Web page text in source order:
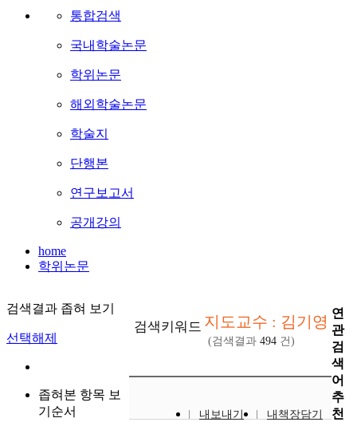
통합검색
국내학술논문
학위논문
해외학술논문
학술지
단행본
연구보고서
공개강의
home
학위논문
검색결과 좁혀 보기
선택해제
좁혀본 항목 보
기순서
검색키워드 지도교수 : 김기영
(검색결과 494 건)
내보내기
내책장담기
연
관
검
색
어
추
천